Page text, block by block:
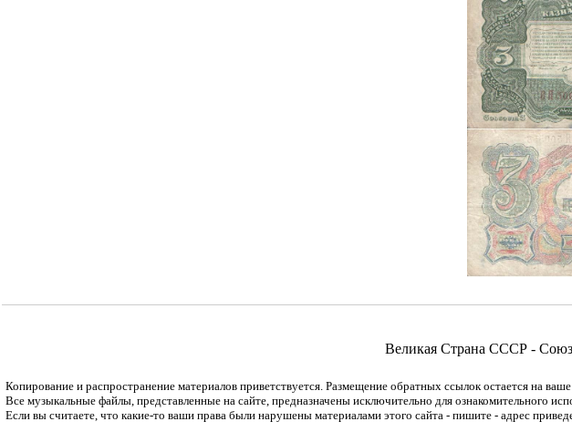
Великая Страна СССР - Союз
Копирование и распространение материалов приветствуется. Размещение обратных ссылок остается на
Все музыкальные файлы, представленные на сайте, предназначены исключительно для ознакомительного
Если вы считаете, что какие-то ваши права были нарушены материалами этого сайта - пишите - адрес